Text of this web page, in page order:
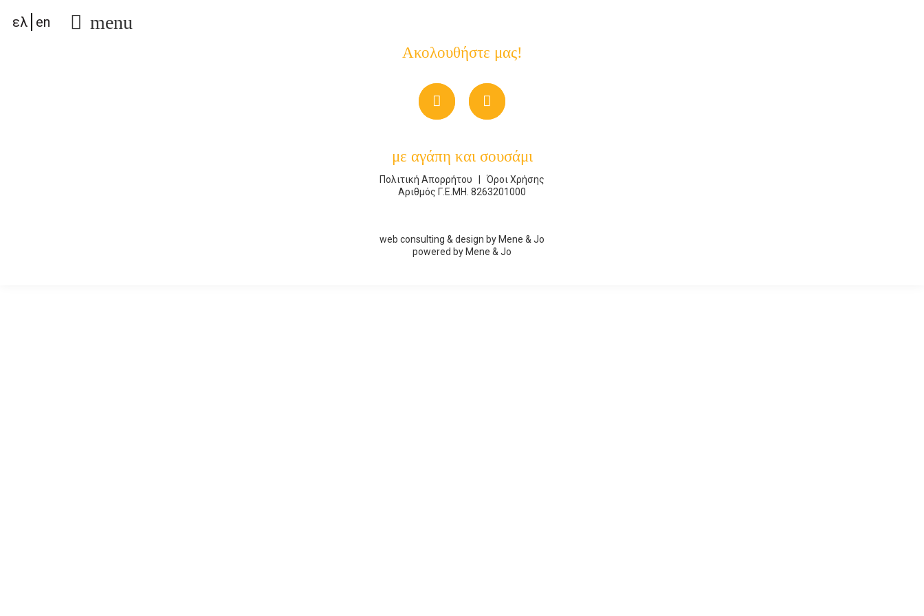
ελ en menu
Ακολουθήστε μας!
με αγάπη και σουσάμι
Πολιτική Απορρήτου
Όροι Χρήσης
Αριθμός Γ.Ε.ΜΗ. 8263201000
web consulting & design by Mene & Jo
powered by Mene & Jo